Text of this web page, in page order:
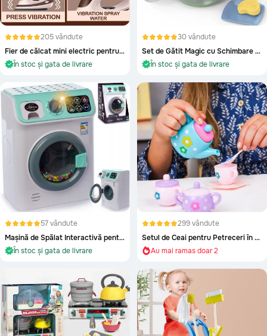
205 vândute
Fier de călcat mini electric pentru copii
În stoc și gata de livrare
30 vândute
Set de Gătit Magic cu Schimbare de Culoare și Efecte Realiste
În stoc și gata de livrare
57 vândute
Mașină de Spălat Interactivă pentru Copii cu Lumini și Sunete
În stoc și gata de livrare
299 vândute
Setul de Ceai pentru Petreceri în Miniatură
Au mai ramas doar 2
Au mai ramas doar 2
Trenulețe
Ponei
Plajă și Piscină